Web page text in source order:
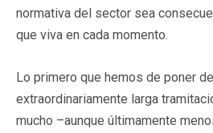
normativa del sector sea
que viva en cada momento.
Lo primero que hemos de poner
extraordinariamente larga
mucho –aunque últimamente